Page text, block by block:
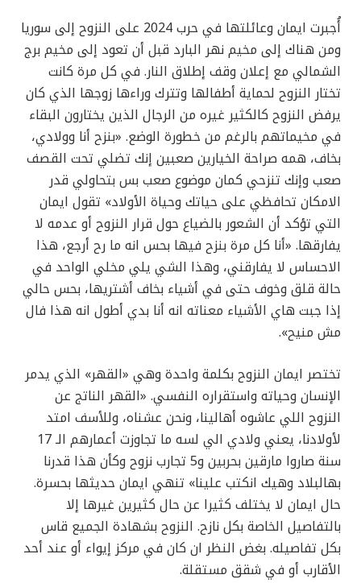
أُجبرت ايمان وعائلتها في حرب 2024 على النزوح إلى سوريا
ومن هناك إلى مخيم نهر البارد قبل أن تعود إلى مخيم برج
الشمالي مع إعلان وقف إطلاق النار. في كل مرة كانت
تختار النزوح لحماية أطفالها وتترك وراءها زوجها الذي كان
يرفض النزوح كالكثير غيره من الرجال الذين يختارون البقاء
في مخيماتهم بالرغم من خطورة الوضع. «بنزح أنا وولادي،
بخاف، همه صراحة الخيارين صعبين إنك تضلي تحت القصف
صعب وإنك تنزحي كمان موضوع صعب بس بتحاولي قدر
الامكان تحافظي على حياتك وحياة الأولاد» تقول ايمان
التي تؤكد أن الشعور بالضياع حول قرار النزوح أو عدمه لا
يفارقها. «أنا كل مرة بنزح فيها بحس انه ما رح أرجع، هذا
الاحساس لا يفارقني، وهذا الشي يلي مخلي الواحد في
حالة قلق وخوف حتى في أشياء بخاف أشتريها، بحس حالي
إذا جبت هاي الأشياء معناته انه أنا بدي أطول انه هذا فال
مش منيح».
تختصر ايمان النزوح بكلمة واحدة وهي «القهر» الذي يدمر
الإنسان وحياته واستقراره النفسي. «القهر الناتج عن
النزوح اللي عاشوه أهالينا، ونحن عشناه، وللأسف امتد
لأولادنا، يعني ولادي الي لسه ما تجاوزت أعمارهم الـ 17
سنة صاروا مارقين بحربين و5 تجارب نزوح وكأن هذا قدرنا
بهالبلاد وهيك انكتب علينا» تنهي ايمان حديثها بحسرة.
حال ايمان لا يختلف كثيرا عن حال كثيرين غيرها إلا
بالتفاصيل الخاصة بكل نازح. النزوح بشهادة الجميع قاس
بكل تفاصيله. بغض النظر ان كان في مركز إيواء أو عند أحد
الأقارب أو في شقق مستقلة.